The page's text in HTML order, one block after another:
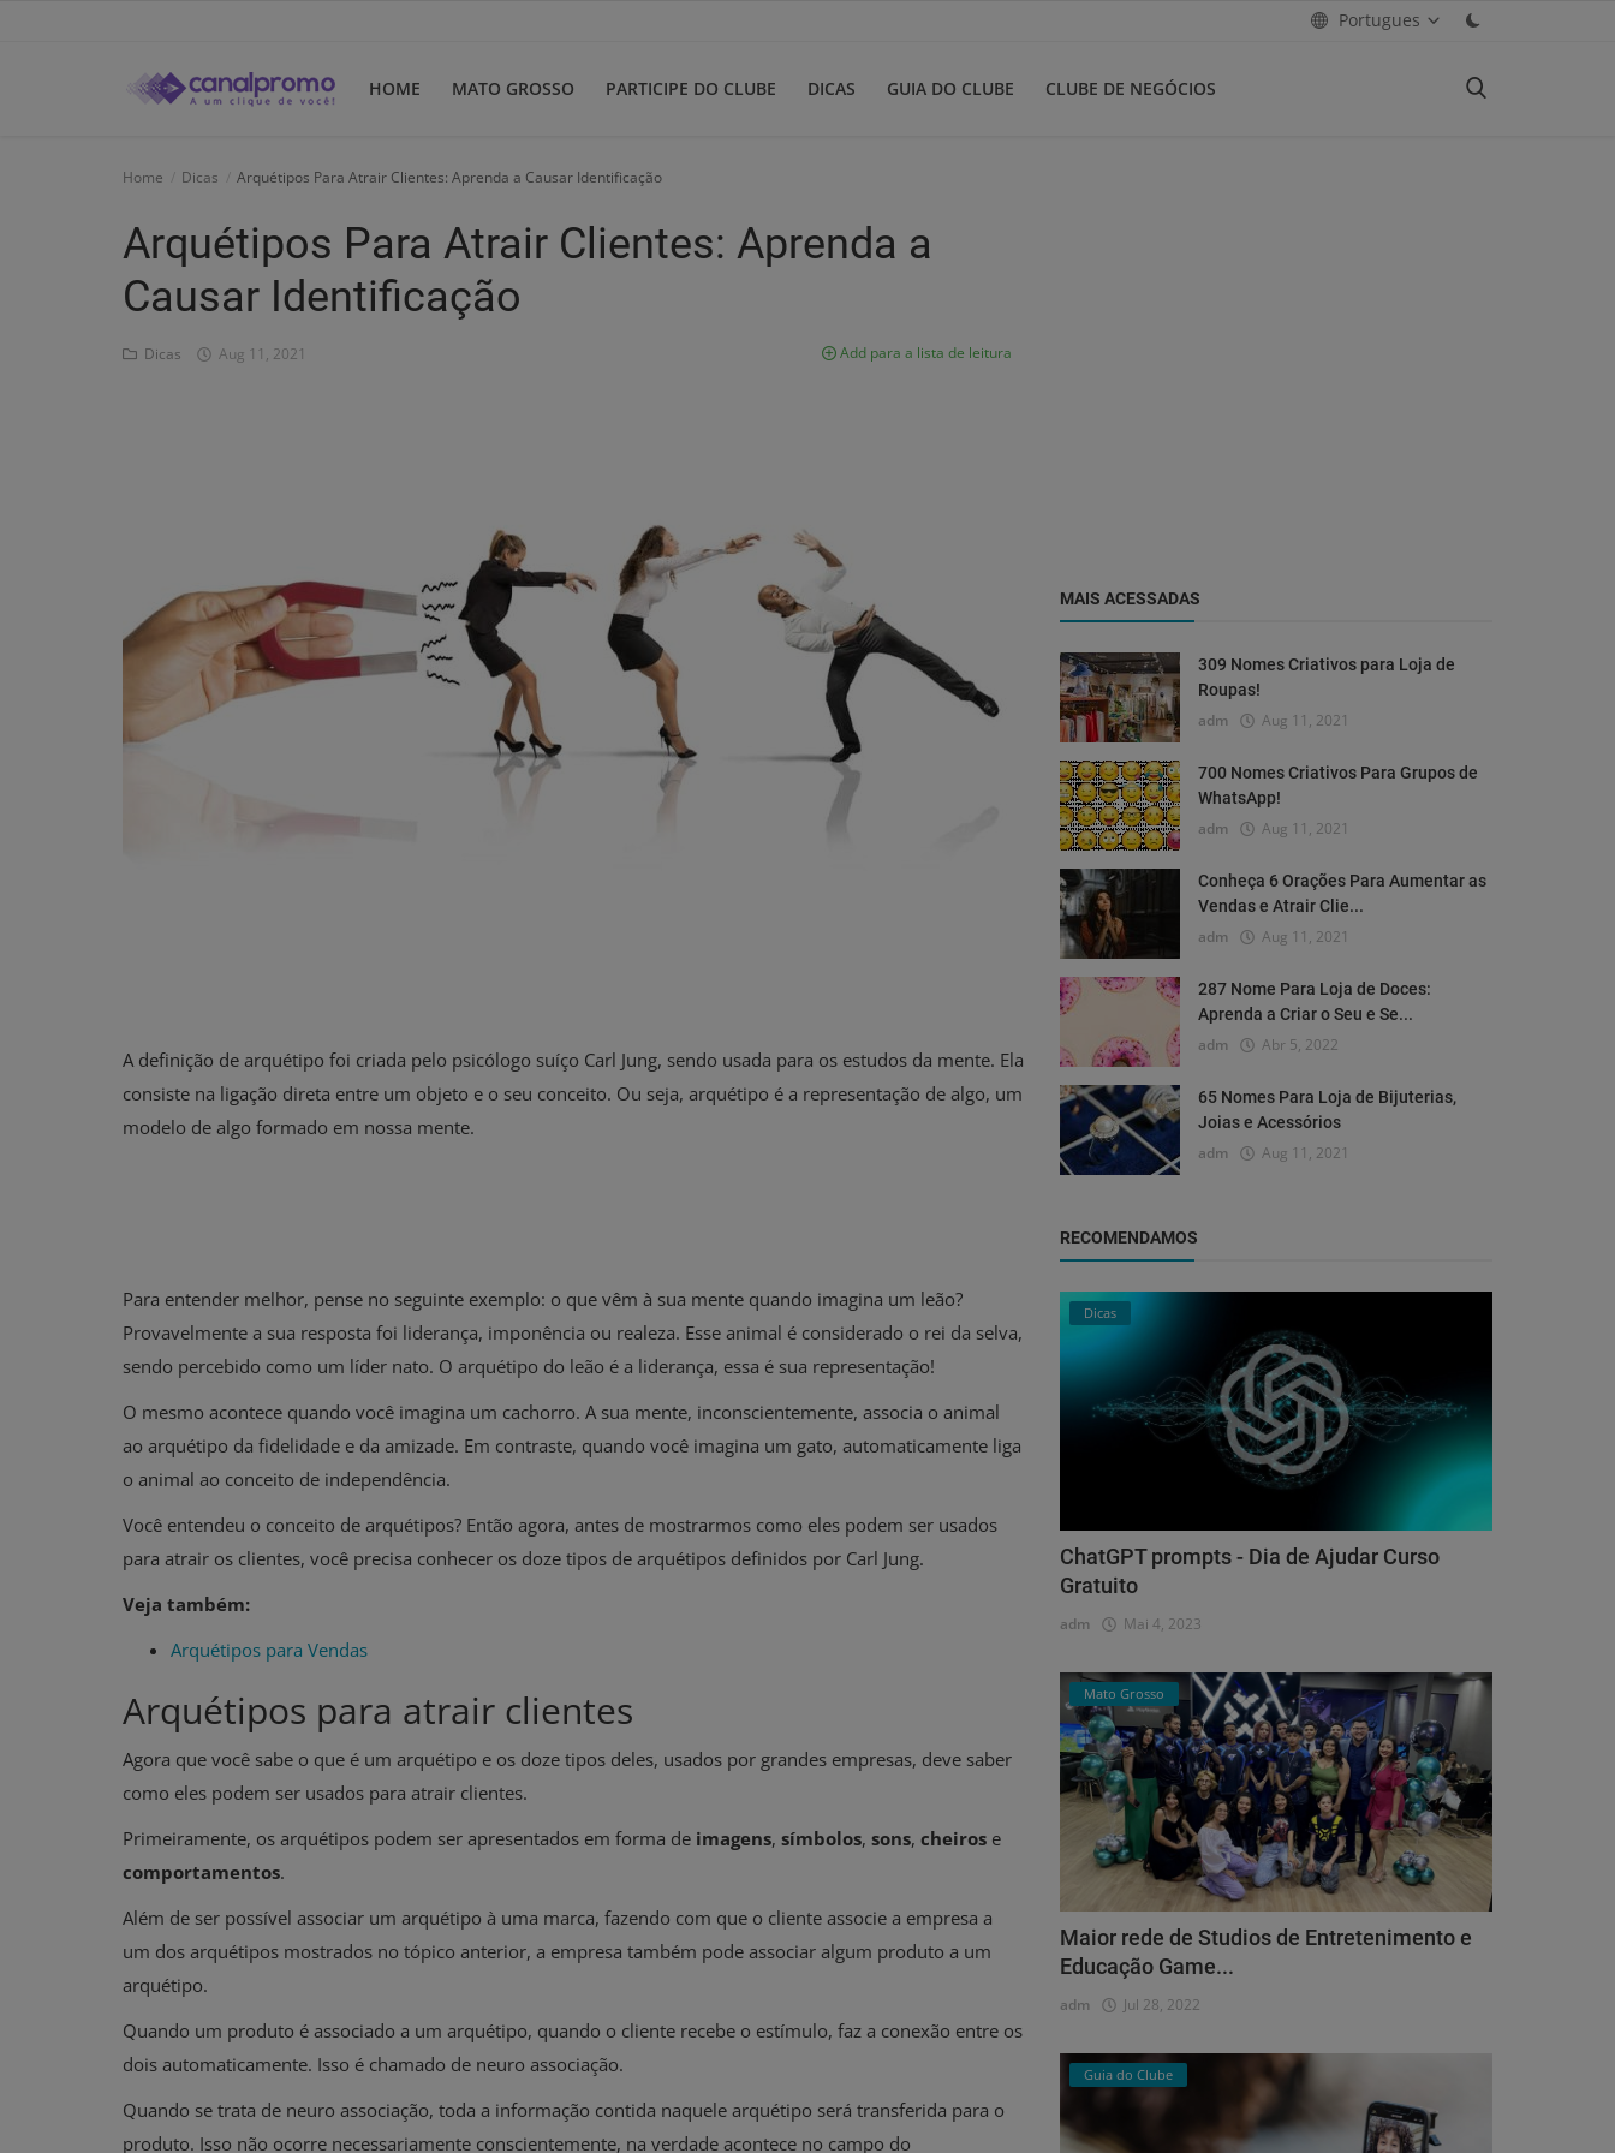
Portugues
HOME MATO GROSSO PARTICIPE DO CLUBE DICAS GUIA DO CLUBE CLUBE DE NEGÓCIOS
Participe do Clube
Home Dicas Arquétipos Para Atrair Clientes: Aprenda a Causar Identificação
Arquétipos Para Atrair Clientes: Aprenda a
Causar Identificação
Dicas Aug 11, 2021 Add para a lista de leitura
A definição de arquétipo foi criada pelo psicólogo suíço Carl Jung, sendo usada para os estudos da mente. Ela
consiste na ligação direta entre um objeto e o seu conceito. Ou seja, arquétipo é a representação de algo, um
modelo de algo formado em nossa mente.
Para entender melhor, pense no seguinte exemplo: o que vêm à sua mente quando imagina um leão?
Provavelmente a sua resposta foi liderança, imponência ou realeza. Esse animal é considerado o rei da selva,
sendo percebido como um líder nato. O arquétipo do leão é a liderança, essa é sua representação!
O mesmo acontece quando você imagina um cachorro. A sua mente, inconscientemente, associa o animal
ao arquétipo da fidelidade e da amizade. Em contraste, quando você imagina um gato, automaticamente liga
o animal ao conceito de independência.
Você entendeu o conceito de arquétipos? Então agora, antes de mostrarmos como eles podem ser usados
para atrair os clientes, você precisa conhecer os doze tipos de arquétipos definidos por Carl Jung.
Veja também:
Arquétipos para Vendas
Arquétipos para atrair clientes
Agora que você sabe o que é um arquétipo e os doze tipos deles, usados por grandes empresas, deve saber
como eles podem ser usados para atrair clientes.
Primeiramente, os arquétipos podem ser apresentados em forma de imagens, símbolos, sons, cheiros e
comportamentos.
Além de ser possível associar um arquétipo à uma marca, fazendo com que o cliente associe a empresa a
um dos arquétipos mostrados no tópico anterior, a empresa também pode associar algum produto a um
arquétipo.
Quando um produto é associado a um arquétipo, quando o cliente recebe o estímulo, faz a conexão entre os
dois automaticamente. Isso é chamado de neuro associação.
Quando se trata de neuro associação, toda a informação contida naquele arquétipo será transferida para o
produto. Isso não ocorre necessariamente conscientemente, na verdade acontece no campo do
MAIS ACESSADAS
309 Nomes Criativos para Loja de
Roupas!
adm Aug 11, 2021
700 Nomes Criativos Para Grupos de
WhatsApp!
adm Aug 11, 2021
Conheça 6 Orações Para Aumentar as
Vendas e Atrair Clie...
adm Aug 11, 2021
287 Nome Para Loja de Doces:
Aprenda a Criar o Seu e Se...
adm Abr 5, 2022
65 Nomes Para Loja de Bijuterias,
Joias e Acessórios
adm Aug 11, 2021
RECOMENDAMOS
Dicas
ChatGPT prompts - Dia de Ajudar Curso
Gratuito
adm Mai 4, 2023
Mato Grosso
Maior rede de Studios de Entretenimento e
Educação Game...
adm Jul 28, 2022
Guia do Clube